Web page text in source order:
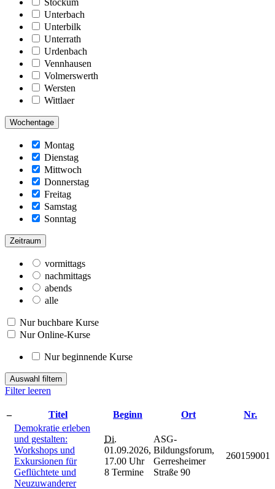
Unterbach
Unterbilk
Unterrath
Urdenbach
Vennhausen
Volmerswerth
Wersten
Wittlaer
Wochentage
Montag
Dienstag
Mittwoch
Donnerstag
Freitag
Samstag
Sonntag
Zeitraum
vormittags
nachmittags
abends
alle
Nur buchbare Kurse
Nur Online-Kurse
Nur beginnende Kurse
Auswahl filtern
Filter leeren
– Titel Beginn Ort
Nr.
Demokratie erleben
und gestalten:
Workshops und
Exkursionen für
Geflüchtete und
Neuzuwanderer
Di.
01.09.2026,
17.00 Uhr
8 Termine
ASG-
Bildungsforum,
Gerresheimer
Straße 90
260159001